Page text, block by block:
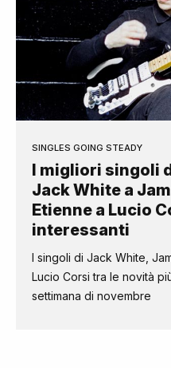
SINGLES GOING STEADY
I migliori singoli
Jack White a
Etienne a Lucio
interessanti
I singoli di Jack White,
Lucio Corsi tra le novità
settimana di novembre